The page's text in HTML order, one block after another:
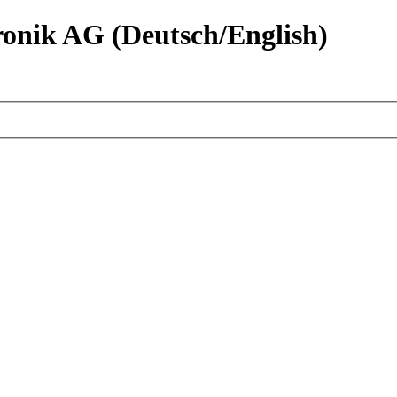
AG (Deutsch/English)